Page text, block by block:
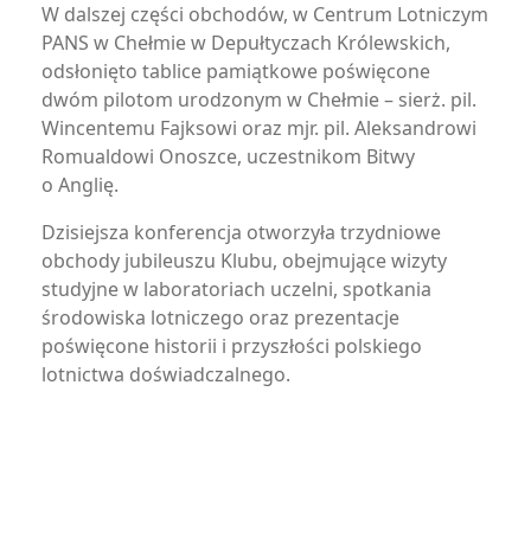
W dalszej części obchodów, w Centrum Lotniczym
PANS w Chełmie w Depułtyczach Królewskich,
odsłonięto tablice pamiątkowe poświęcone
dwóm pilotom urodzonym w Chełmie – sierż. pil.
Wincentemu Fajksowi oraz mjr. pil. Aleksandrowi
Romualdowi Onoszce, uczestnikom Bitwy
o Anglię.
Dzisiejsza konferencja otworzyła trzydniowe
obchody jubileuszu Klubu, obejmujące wizyty
studyjne w laboratoriach uczelni, spotkania
środowiska lotniczego oraz prezentacje
poświęcone historii i przyszłości polskiego
lotnictwa doświadczalnego.